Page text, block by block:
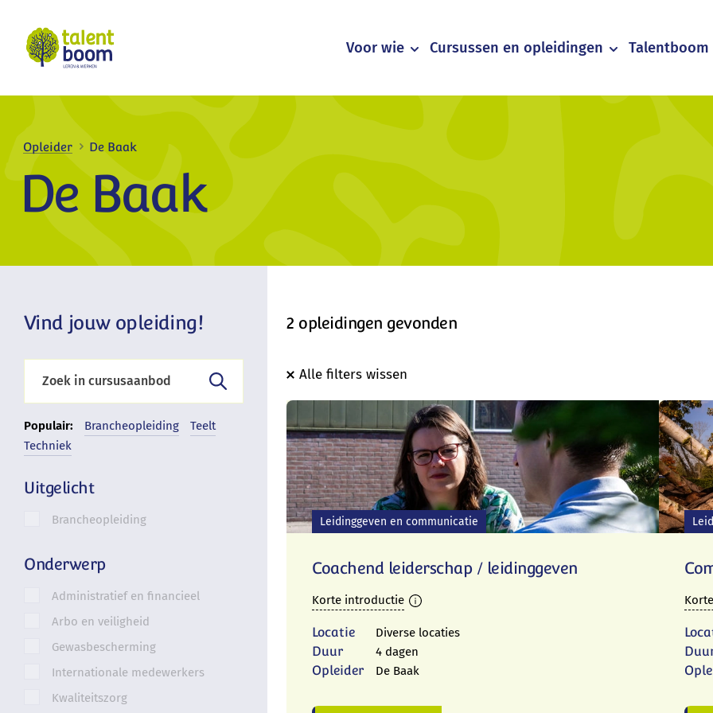
Voor wie Cursussen en opleidingen
Opleider De Baak
De Baak
Vind jouw opleiding!
Populair: Brancheopleiding
Teelt
Techniek
Uitgelicht
Brancheopleiding
Onderwerp
Administratief en financieel
Arbo en veiligheid
Gewasbescherming
Internationale medewerkers
Kwaliteitszorg
2 opleidingen gevonden
Alle filters wissen
Leidinggeven en communicatie
Coachend leiderschap / leidinggeven
Korte introductie
Locatie Diverse locaties
Duur 4 dagen
Opleider De Baak